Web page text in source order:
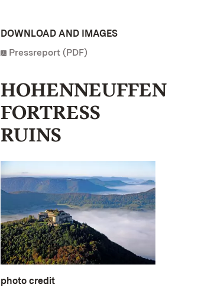
DOWNLOAD AND IMAGES
Pressreport (PDF)
HOHENNEUFFEN
FORTRESS
RUINS
photo credit